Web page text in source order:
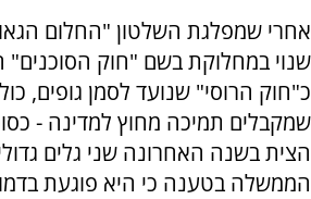
אחרי שמפלגת השלטון "החלום
שנוי במחלוקת בשם "חוק הסוכנים"
כ"חוק הרוסי" שנועד לסמן גופים,
שמקבלים תמיכה מחוץ למדינה -
הצית בשנה האחרונה שני גלים
הממשלה בטענה כי היא פוגעת